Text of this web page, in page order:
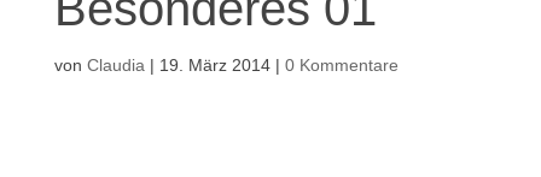
von Claudia | 19. März 2014| 0 Kommentare